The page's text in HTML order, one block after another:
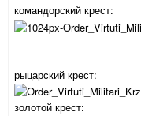
командорский крест:
рыцарский крест:
золотой крест: